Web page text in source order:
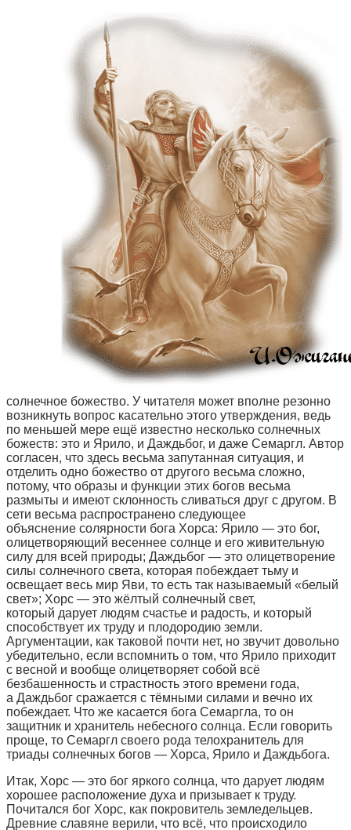
солнечное божество. У читателя может вполне резонно
возникнуть вопрос касательно этого утверждения, ведь
по меньшей мере ещё известно несколько солнечных
божеств: это и Ярило, и Даждьбог, и даже Семаргл. Автор
согласен, что здесь весьма запутанная ситуация, и
отделить одно божество от другого весьма сложно,
потому, что образы и функции этих богов весьма
размыты и имеют склонность сливаться друг с другом. В
сети весьма распространено следующее
объяснение солярности бога Хорса: Ярило — это бог,
олицетворяющий весеннее солнце и его живительную
силу для всей природы; Даждьбог — это олицетворение
силы солнечного света, которая побеждает тьму и
освещает весь мир Яви, то есть так называемый «белый
свет»; Хорс — это жёлтый солнечный свет,
который дарует людям счастье и радость, и который
способствует их труду и плодородию земли.
Аргументации, как таковой почти нет, но звучит довольно
убедительно, если вспомнить о том, что Ярило приходит
с весной и вообще олицетворяет собой всё
безбашенность и страстность этого времени года,
а Даждьбог сражается с тёмными силами и вечно их
побеждает. Что же касается бога Семаргла, то он
защитник и хранитель небесного солнца. Если говорить
проще, то Семаргл своего рода телохранитель для
триады солнечных богов — Хорса, Ярило и Даждьбога.
Итак, Хорс — это бог яркого солнца, что дарует людям
хорошее расположение духа и призывает к труду.
Почитался бог Хорс, как покровитель земледельцев.
Древние славяне верили, что всё, что происходило